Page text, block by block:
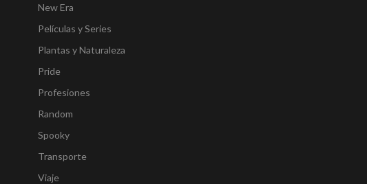
New Era
Películas y Series
Plantas y Naturaleza
Pride
Profesiones
Random
Spooky
Transporte
Viaje